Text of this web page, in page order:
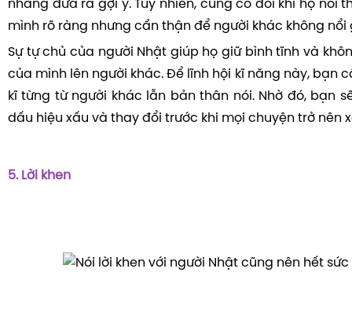
nhàng đưa ra gợi ý. Tuy nhiên, cũng có đôi khi họ nói
mình rõ ràng nhưng cẩn thận để người khác không nổi
Sự tự chủ của người Nhật giúp họ giữ bình tĩnh và
của mình lên người khác. Để lĩnh hội kĩ năng này, bạn
kĩ từng từ người khác lẫn bản thân nói. Nhờ đó, bạn
dấu hiệu xấu và thay đổi trước khi mọi chuyện trở nên
5. Lời khen